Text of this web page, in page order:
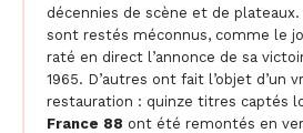
décennies de scène et de
sont restés méconnus, comme le
raté en direct l’annonce de sa
1965. D’autres ont fait l’objet d’un
restauration : quinze titres captés
France 88 ont été remontés en